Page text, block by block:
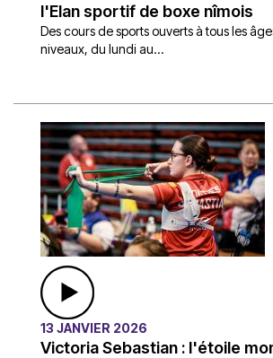
l'Elan sportif de boxe nîmois
Des cours de sports ouverts à tous les
niveaux, du lundi au...
13 JANVIER 2026
Victoria Sebastian : l'étoile